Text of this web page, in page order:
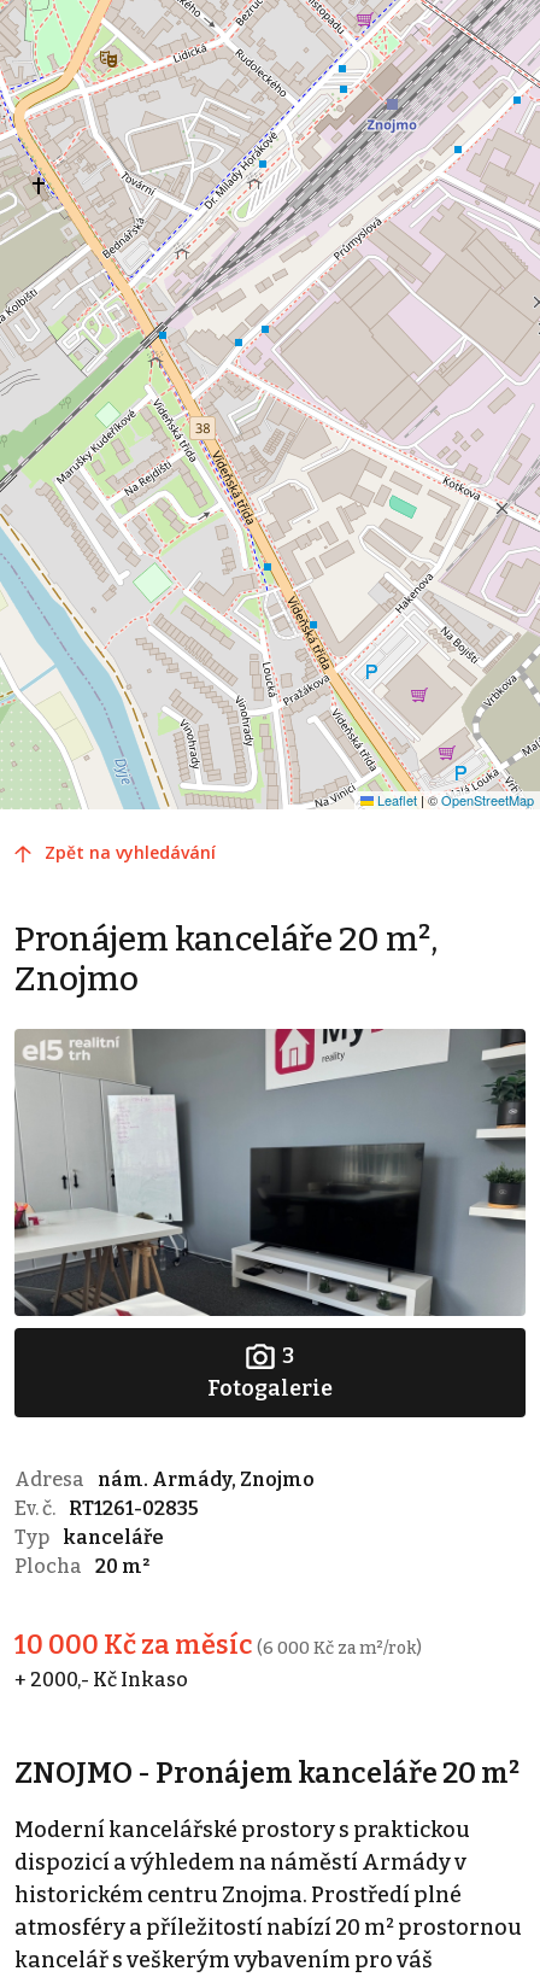
Leaflet|©OpenStreetMap
Zpět na vyhledávání
Pronájem kanceláře 20 m²,
Znojmo
3
Fotogalerie
Adresa
nám. Armády, Znojmo
Ev. č.
RT1261-02835
Typ
kanceláře
Plocha
20 m²
10 000 Kč za měsíc (6 000 Kč za m²/rok)
+ 2000,- Kč Inkaso
ZNOJMO - Pronájem kanceláře 20 m²
Moderní kancelářské prostory s praktickou
dispozicí a výhledem na náměstí Armády v
historickém centru Znojma. Prostředí plné
atmosféry a příležitostí nabízí 20 m² prostornou
kancelář s veškerým vybavením pro váš